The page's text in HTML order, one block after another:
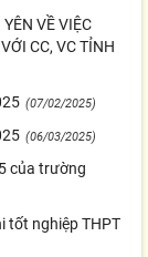
VỀ VIỆC
CC, VC TỈNH
(07/02/2025)
(06/03/2025)
của trường
tốt nghiệp THPT